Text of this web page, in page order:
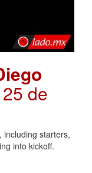
de
including starters,
into kickoff.